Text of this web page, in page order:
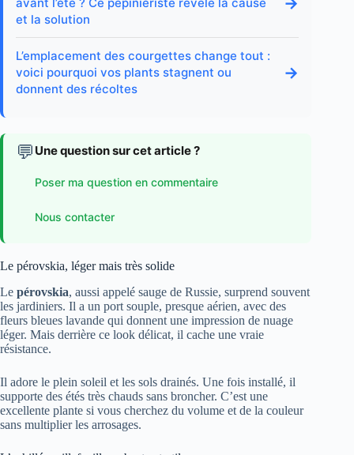
et la solution
L’emplacement des courgettes change tout :
voici pourquoi vos plants stagnent ou
donnent des récoltes
→
💬 Une question sur cet article ?
Poser ma question en commentaire
Nous contacter
Le pérovskia, léger mais très solide
Le pérovskia, aussi appelé sauge de Russie, surprend souvent
les jardiniers. Il a un port souple, presque aérien, avec des
fleurs bleues lavande qui donnent une impression de nuage
léger. Mais derrière ce look délicat, il cache une vraie
résistance.
Il adore le plein soleil et les sols drainés. Une fois installé, il
supporte des étés très chauds sans broncher. C’est une
excellente plante si vous cherchez du volume et de la couleur
sans multiplier les arrosages.